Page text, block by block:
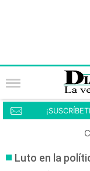
Luto en la